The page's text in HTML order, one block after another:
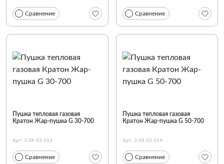
Сравнение Сравнение
Пушка тепловая газовая
Кратон Жар-пушка G 30-700
Арт. 3 09 03 013
Сравнение
Пушка тепловая газовая
Кратон Жар-пушка G 50-700
Арт. 3 09 03 014
Сравнение